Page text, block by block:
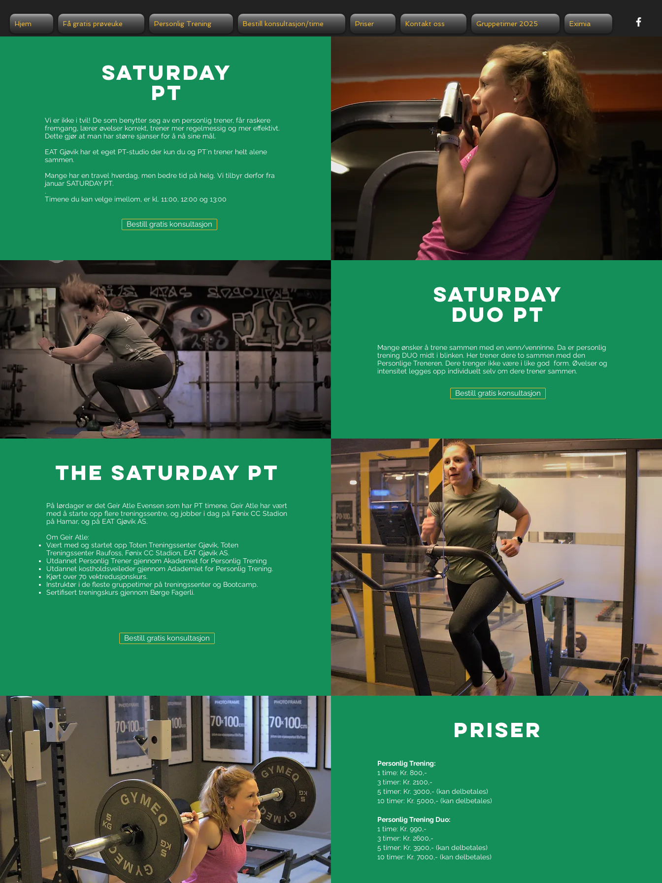
Hjem Få gratis prøveuke Personlig Trening Bestill konsultasjon/time Priser Kontakt oss Gruppetimer 2025 Eximia
Saturday
pt
Vi er ikke i tvil! De som benytter seg av en personlig trener, får raskere
fremgang, lærer øvelser korrekt, trener mer regelmessig og mer effektivt.
Dette gjør at man har større sjanser for å nå sine mål.
EAT Gjøvik har et eget PT-studio der kun du og PT´n trener helt alene
sammen.
Mange har en travel hverdag, men bedre tid på helg. Vi tilbyr derfor fra
januar SATURDAY PT.
.​
Timene du kan velge imellom, er kl. 11:00, 12:00 og 13:00
Bestill gratis konsultasjon
Saturday
duo pt
Mange ønsker å trene sammen med en venn/venninne. Da er personlig
trening DUO midt i blinken. Her trener dere to sammen med den
Personlige Treneren. Dere trenger ikke være i like god form. Øvelser og
intensitet legges opp individuelt selv om dere trener sammen.
Bestill gratis konsultasjon
The saturday pt
På lørdager er det Geir Atle Evensen som har PT timene. Geir Atle har vært
med å starte opp flere treningssentre, og jobber i dag på Fønix CC Stadion
på Hamar, og på EAT Gjøvik AS.
Om Geir Atle:
Vært med og startet opp Toten Treningssenter Gjøvik, Toten
Treningssenter Raufoss, Fønix CC Stadion, EAT Gjøvik AS.
Utdannet Personlig Trener gjennom Akademiet for Personlig Trening
Utdannet kostholdsveileder gjennom Adademiet for Personlig Trening.
Kjørt over 70 vektredusjonskurs.
Instruktør i de fleste gruppetimer på treningssenter og Bootcamp.
Sertifisert treningskurs gjennom Børge Fagerli.
Bestill gratis konsultasjon
priser
Personlig Trening:
1 time: Kr. 800,-
3 timer: Kr. 2100,-
5 timer: Kr. 3000,- (kan delbetales)
10 timer: Kr. 5000,- (kan delbetales)
Personlig Trening Duo:
1 time: Kr. 990,-
3 timer: Kr. 2600,-
5 timer: Kr. 3900,- (kan delbetales)
10 timer: Kr. 7000,- (kan delbetales)